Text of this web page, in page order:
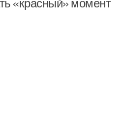
«красный» момент